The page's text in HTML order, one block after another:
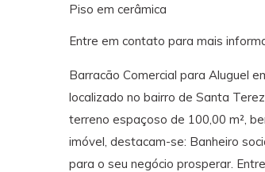
Piso em cerâmica
Entre em contato para mais
Barracão Comercial para Aluguel
localizado no bairro de Santa
terreno espaçoso de 100,00 m²,
imóvel, destacam-se: Banheiro
para o seu negócio prosperar.